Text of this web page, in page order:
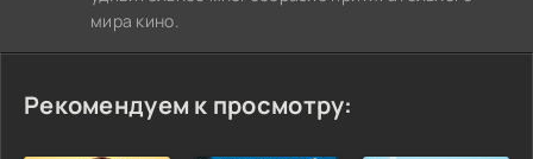
мира кино.
Рекомендуем к просмотру: